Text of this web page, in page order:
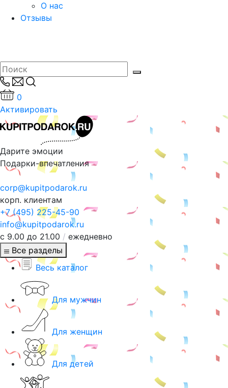
О нас
Отзывы
0
Активировать
Дарите эмоции
Подарки-впечатления
corp@kupitpodarok.ru
корп. клиентам
+7 (495) 225-45-90
info@kupitpodarok.ru
с 9.00 до 21.00 / ежедневно
Все разделы
Весь каталог
Для мужчин
Для женщин
Для детей